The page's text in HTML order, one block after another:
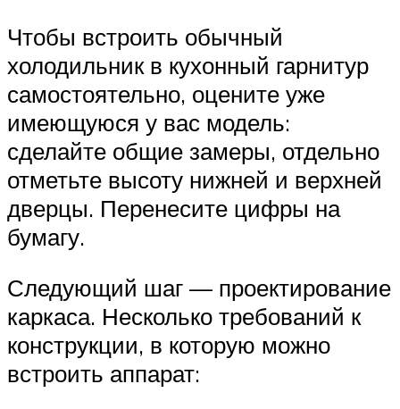
Чтобы встроить обычный
холодильник в кухонный гарнитур
самостоятельно, оцените уже
имеющуюся у вас модель:
сделайте общие замеры, отдельно
отметьте высоту нижней и верхней
дверцы. Перенесите цифры на
бумагу.
Следующий шаг — проектирование
каркаса. Несколько требований к
конструкции, в которую можно
встроить аппарат: